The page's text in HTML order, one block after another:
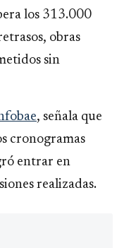
los 313.000
obras
sin
, señala que
cronogramas
entrar en
realizadas.